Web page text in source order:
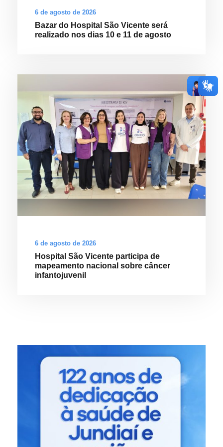
6 de agosto de 2026
Bazar do Hospital São Vicente será
realizado nos dias 10 e 11 de agosto
6 de agosto de 2026
Hospital São Vicente participa de
mapeamento nacional sobre câncer
infantojuvenil